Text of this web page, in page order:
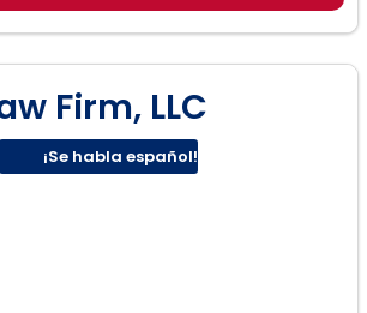
Firm, LLC
¡Se habla español!